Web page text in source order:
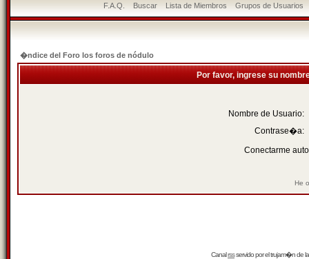
F.A.Q. Buscar Lista de Miembros Grupos de Usuarios
�ndice del Foro los foros de nódulo
Por favor, ingrese su
Nombre de Usuario:
Contrase�a:
Conectarme
He
Canalrssservido por eltrujam�nde